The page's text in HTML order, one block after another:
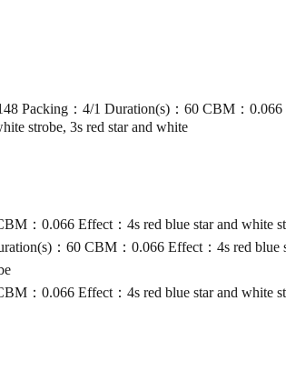
Packing：4/1 Duration(s)：60 CBM：0.066
strobe, 3s red star and white
：0.066 Effect：4s red blue star and white
：60 CBM：0.066 Effect：4s red blue
：0.066 Effect：4s red blue star and white